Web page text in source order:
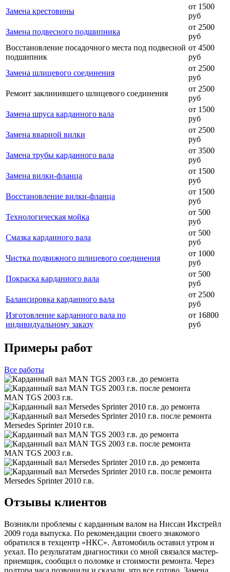
Замена крестовины
от 1500
руб
Замена подвесного подшипника
от 2500
руб
Восстановление посадочного места под подвесной
подшипник
от 4500
руб
Замена шлицевого соединения
от 2500
руб
Ремонт заклинившего шлицевого соединения
от 2500
руб
Замена шруса карданного вала
от 1500
руб
Замена вварной вилки
от 2500
руб
Замена трубы карданного вала
от 3500
руб
Замена вилки-фланца
от 1500
руб
Восстановление вилки-фланца
от 1500
руб
Технологическая мойка
от 500
руб
Смазка карданного вала
от 500
руб
Чистка подвижного шлицевого соединения
от 1000
руб
Покраска карданного вала
от 500
руб
Балансировка карданного вала
от 2500
руб
Изготовление карданного вала по
индивидуальному заказу
от 16800
руб
Примеры работ
Все работы
MAN TGS 2003 г.в.
Mersedes Sprinter 2010 г.в.
MAN TGS 2003 г.в.
Mersedes Sprinter 2010 г.в.
Отзывы клиентов
Возникли проблемы с карданным валом на Ниссан Икстрейл
2009 года выпуска. По рекомендации своего знакомого
обратился в техцентр «НКС». Автомобиль оставил утром и
уехал. По результатам диагностики со мной связался мастер-
приемщик, сообщил о поломке и стоимости ремонта. Через